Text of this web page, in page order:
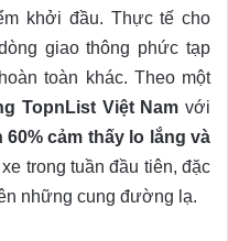
khởi đầu. Thực tế cho
giao thông phức tạp
toàn khác. Theo một
TopnList Việt Nam với
60% cảm thấy lo lắng và
trong tuần đầu tiên, đặc
những cung đường lạ.